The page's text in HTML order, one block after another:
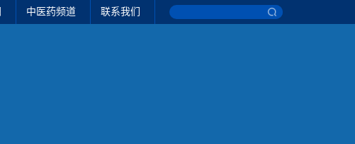
中医药频道 联系我们